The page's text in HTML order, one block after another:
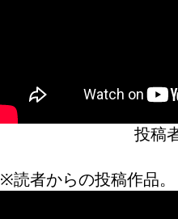
投
※読者からの投稿作品